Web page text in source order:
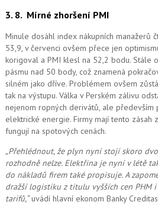
3. 8. Mírné zhoršení PMI
Minule dosáhl index nákupních manažerů
53,9, v červenci ovšem přece jen
korigoval a PMI klesl na 52,2 bodu. Stále
pásmu nad 50 body, což znamená
silném jako dříve. Problémem ovšem
tak na výstupu. Válka v Perském zálivu
nejenom ropných derivátů, ale především
elektrické energie. Firmy mají tento zásah
fungují na spotových cenách.
„Přehlédnout, že plyn nyní stojí skoro
rozhodně nelze. Elektřina je nyní v létě
do nákladů firem také propisuje. A
dražší logistiku z titulu vyšších cen PHM
tarifů,“uvádí hlavní ekonom Banky